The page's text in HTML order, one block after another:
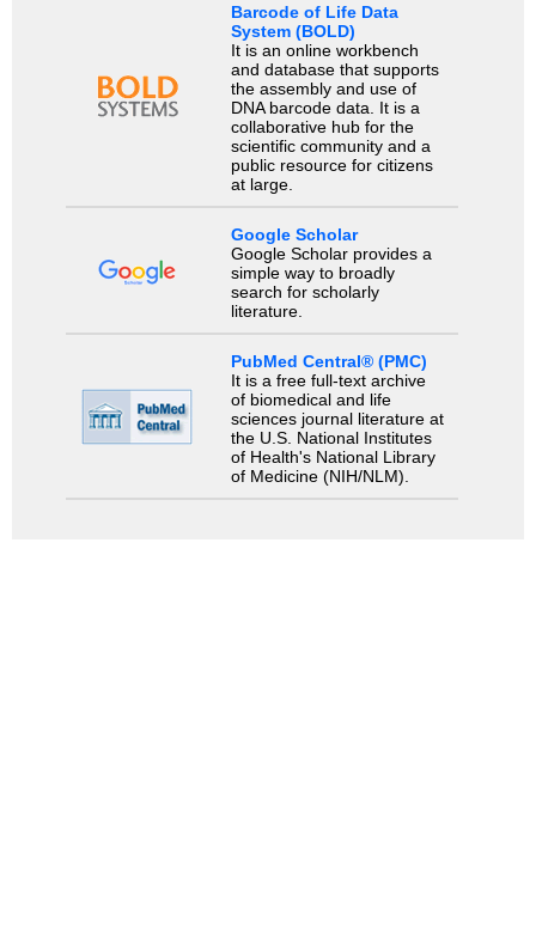
Barcode of Life Data
System (BOLD)
It is an online workbench
and database that supports
the assembly and use of
DNA barcode data. It is a
collaborative hub for the
scientific community and a
public resource for citizens
at large.
Google Scholar
Google Scholar provides a
simple way to broadly
search for scholarly
literature.
PubMed Central® (PMC)
It is a free full-text archive
of biomedical and life
sciences journal literature at
the U.S. National Institutes
of Health's National Library
of Medicine (NIH/NLM).